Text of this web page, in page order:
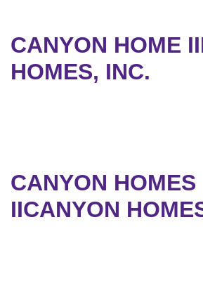
CANYON HOME
HOMES, INC.
CANYON HOMES
IICANYON